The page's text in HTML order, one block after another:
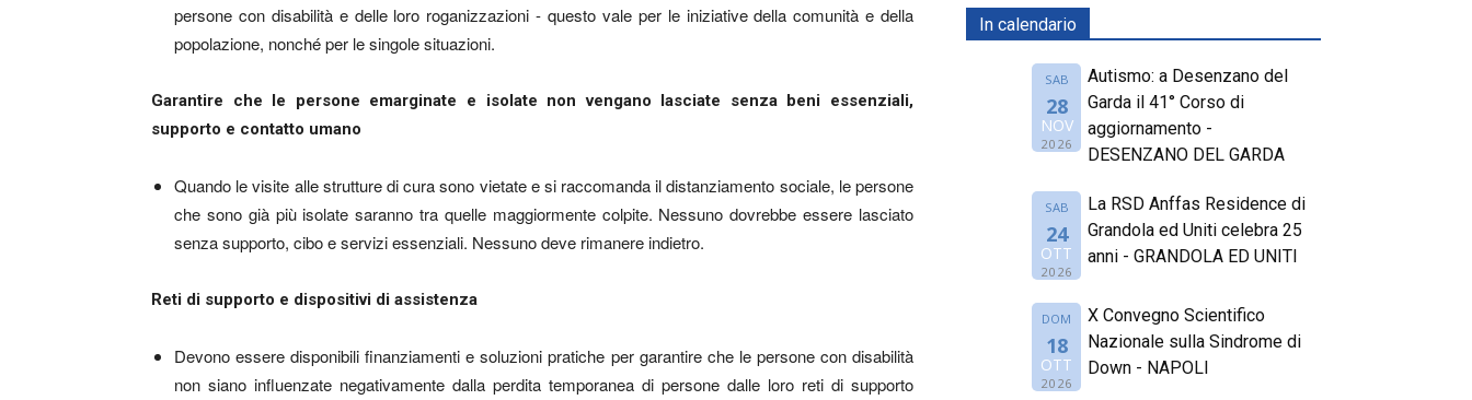
persone con disabilità e delle loro roganizzazioni - questo vale per le iniziative della comunità e della
popolazione, nonché per le singole situazioni.
Garantire che le persone emarginate e isolate non vengano lasciate senza beni essenziali,
supporto e contatto umano
Quando le visite alle strutture di cura sono vietate e si raccomanda il distanziamento sociale, le persone
che sono già più isolate saranno tra quelle maggiormente colpite. Nessuno dovrebbe essere lasciato
senza supporto, cibo e servizi essenziali. Nessuno deve rimanere indietro.
Reti di supporto e dispositivi di assistenza
Devono essere disponibili finanziamenti e soluzioni pratiche per garantire che le persone con disabilità
non siano influenzate negativamente dalla perdita temporanea di persone dalle loro reti di supporto
In calendario
SAB
28
NOV
2026
Autismo: a Desenzano del
Garda il 41° Corso di
aggiornamento -
DESENZANO DEL GARDA
SAB
24
OTT
2026
La RSD Anffas Residence di
Grandola ed Uniti celebra 25
anni - GRANDOLA ED UNITI
DOM
18
OTT
2026
X Convegno Scientifico
Nazionale sulla Sindrome di
Down - NAPOLI